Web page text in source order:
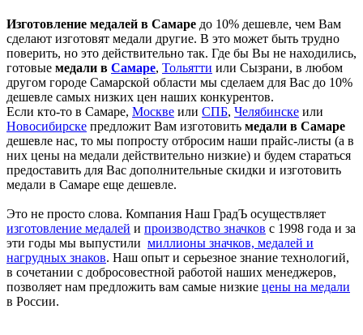
Изготовление медалей в Самаре до 10% дешевле, чем Вам
сделают изготовят медали другие. В это может быть трудно
поверить, но это действительно так. Где бы Вы не находились,
готовые медали в Самаре, Тольятти или Сызрани, в любом
другом городе Самарской области мы сделаем для Вас до 10%
дешевле самых низких цен наших конкурентов.
Если кто-то в Самаре, Москве или СПБ, Челябинске или
Новосибирске предложит Вам изготовить медали в Самаре
дешевле нас, то мы попросту отбросим наши прайс-листы (а в
них цены на медали действительно низкие) и будем стараться
предоставить для Вас дополнительные скидки и изготовить
медали в Самаре еще дешевле.
Это не просто слова. Компания Наш ГрадЪ осуществляет
изготовление медалей и производство значков с 1998 года и за
эти годы мы выпустили миллионы значков, медалей и
нагрудных знаков. Наш опыт и серьезное знание технологий,
в сочетании с добросовестной работой наших менеджеров,
позволяет нам предложить вам самые низкие цены на медали
в России.